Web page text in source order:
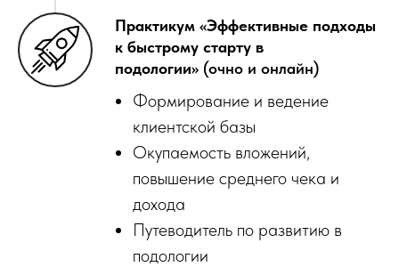
Практикум «Эффективные подходы
к быстрому старту в
подологии» (очно и онлайн)
Формирование и ведение
клиентской базы
Окупаемость вложений,
повышение среднего чека и
дохода
Путеводитель по развитию в
подологии